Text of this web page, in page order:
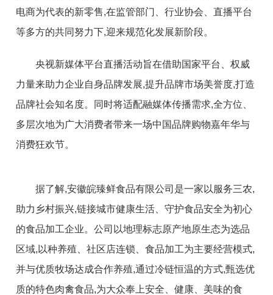
电商为代表的新零售,在监管部门、行业协会、直播平台
等多方的共同努力下,迎来规范化发展新阶段。
央视新媒体平台直播活动旨在借助国家平台、权威
力量来助力企业自身品牌发展,提升品牌市场美誉度,打造
品牌社会知名度。同时将适配融媒体传播需求,全方位、
多层次地为广大消费者带来一场中国品牌购物嘉年华与
消费狂欢节。
据了解,安徽皖臻鲜食品有限公司是一家以服务三农,
助力乡村振兴,链接城市健康生活、守护食品安全为初心
的食品加工企业。公司以地理标志原产地原生态为选品
区域,以种养殖、社区店连锁、食品加工为主要经营模式,
并与优质牧场达成合作养殖,通过冷链恒温的方式,甄选优
质的特色肉禽食品,为大众奉上安全、健康、美味的食